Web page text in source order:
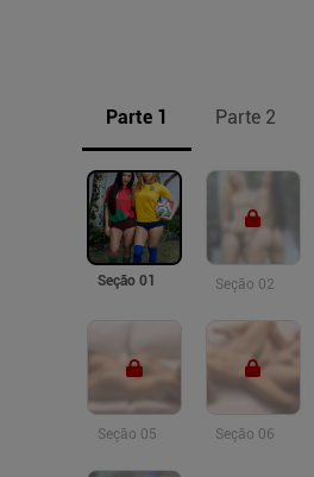
Parte 1 Parte 2
Seção 01 Seção 02
Seção 05 Seção 06